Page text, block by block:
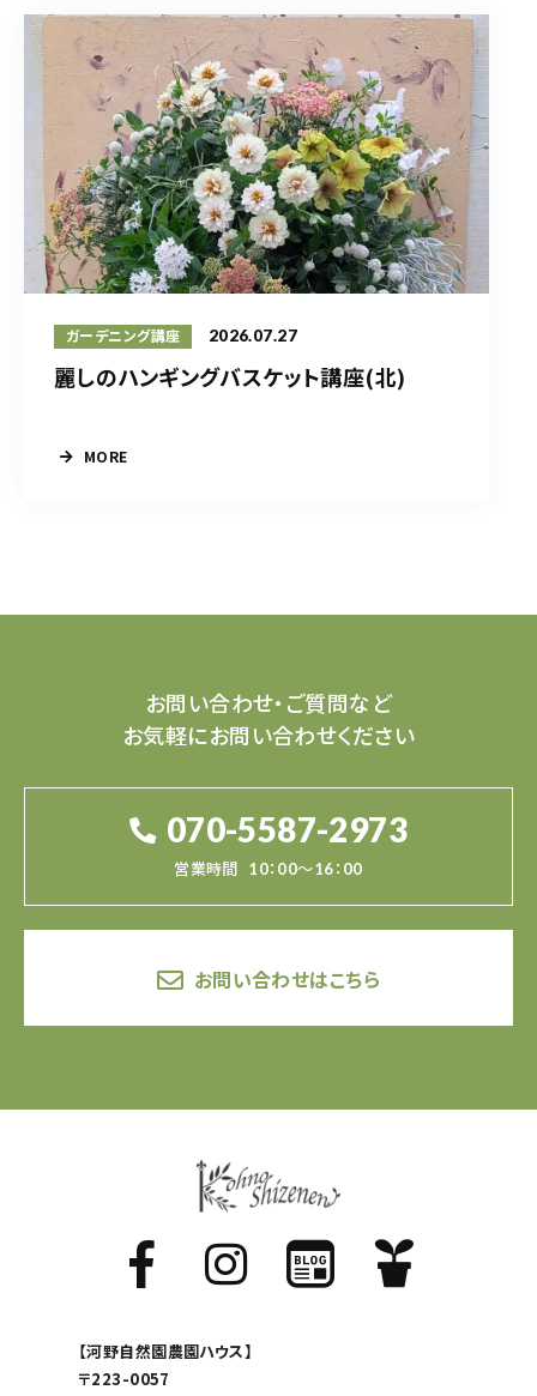
ガーデニング講座 2026.07.27
麗しのハンギングバスケット講座(北)
MORE
お問い合わせ・ご質問など
お気軽にお問い合わせください
070-5587-2973
営業時間 10：00～16：00
お問い合わせはこちら
【河野自然園農園ハウス】
〒223-0057